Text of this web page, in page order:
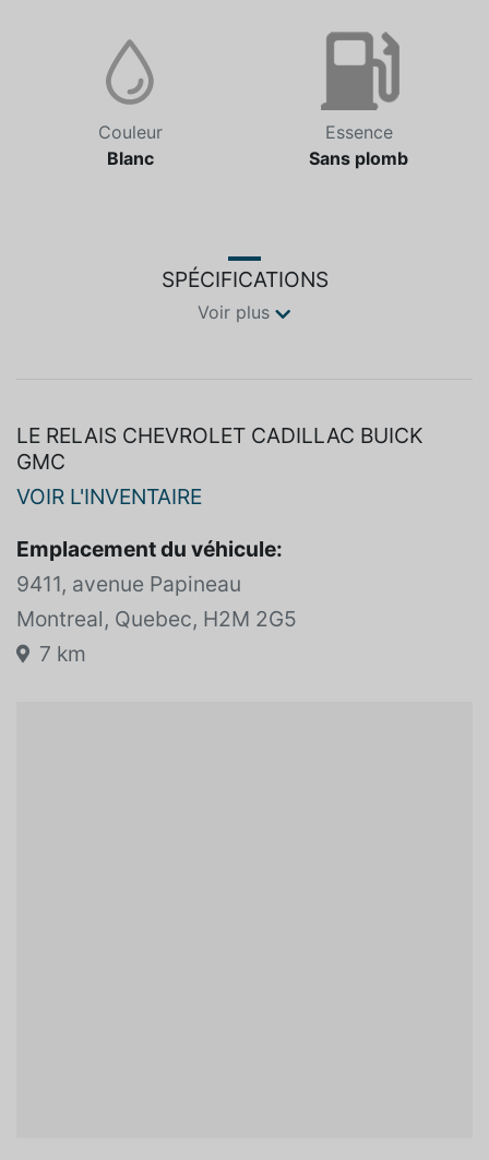
Couleur
Blanc
Essence
Sans plomb
SPÉCIFICATIONS
Voir plus
LE RELAIS CHEVROLET CADILLAC BUICK
GMC
VOIR L'INVENTAIRE
Emplacement du véhicule:
9411, avenue Papineau
Montreal, Quebec, H2M 2G5
7 km